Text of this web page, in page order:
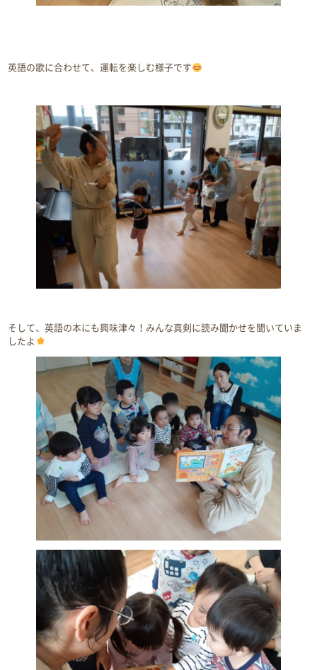
英語の歌に合わせて、運転を楽しむ様子です
そして、英語の本にも興味津々！みんな真剣に読み聞かせを聞いていま
したよ